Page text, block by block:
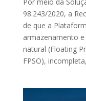
98.243/2020, a
de que a
armazenamento
natural (Floating
FPSO),